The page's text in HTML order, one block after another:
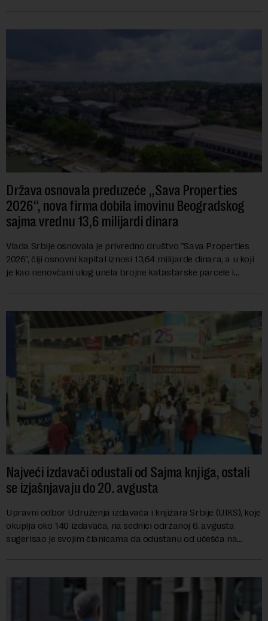
Država osnovala preduzeće „Sava Properties
2026“, nova firma dobila imovinu Beogradskog
sajma vrednu 13,6 milijardi dinara
Vlada Srbije osnovala je privredno društvo "Sava Properties
2026", čiji osnovni kapital iznosi 13,64 milijarde dinara, a u koji
je kao nenovčani ulog unela brojne katastarske parcele i
Najveći izdavači odustali od Sajma knjiga, ostali
se izjašnjavaju do 20. avgusta
Upravni odbor Udruženja izdavača i knjižara Srbije (UIKS), koje
okuplja oko 140 izdavača, na sednici održanoj 6. avgusta
sugerisao je svojim članicama da odustanu od učešća na